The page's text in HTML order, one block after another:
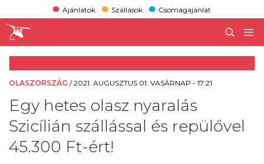
Ajánlatok Szállások Csomagajánlat
OLASZORSZÁG /2021. AUGUSZTUS 01. VASÁRNAP - 17:21
Egy hetes olasz nyaralás
Szicílián szállással és repülővel
45.300 Ft-ért!